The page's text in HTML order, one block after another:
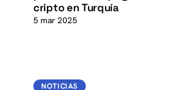
cripto en Turquía
5 mar 2025
Noticias
NOTICIAS